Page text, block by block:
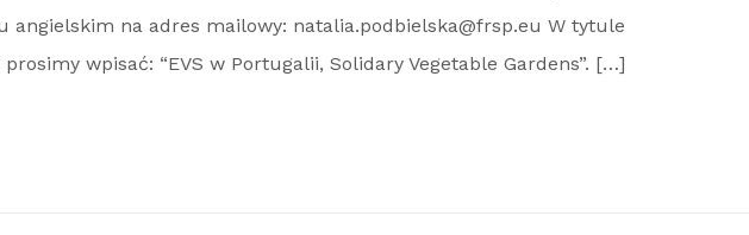
angielskim na adres mailowy: natalia.podbielska@frsp.eu W tytule
wpisać: “EVS w Portugalii, Solidary Vegetable Gardens”. […]